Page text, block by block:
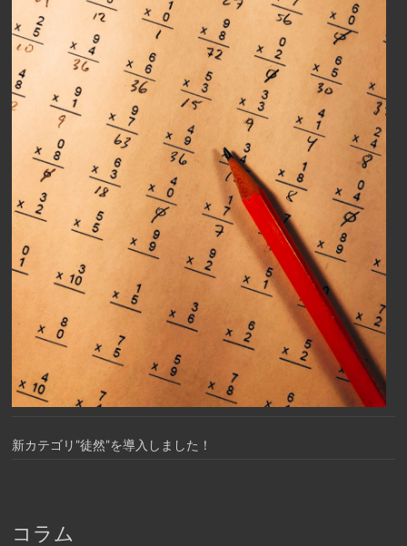
新カテゴリ”徒然”を導入しました！
コラム